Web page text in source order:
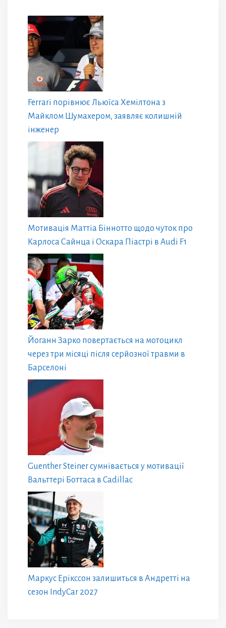
Ferrari порівнює Льюїса Хемілтона з
Майклом Шумахером, заявляє колишній
інженер
Мотивація Маттіа Біннотто щодо чуток про
Карлоса Сайнца і Оскара Піастрі в Audi F1
Йоганн Зарко повертається на мотоцикл
через три місяці після серйозної травми в
Барселоні
Guenther Steiner сумнівається у мотивації
Вальттері Боттаса в Cadillac
Маркус Ерікссон залишиться в Андретті на
сезон IndyCar 2027